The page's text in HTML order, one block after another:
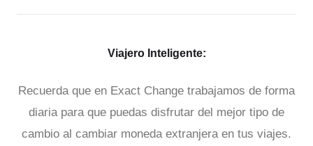
Viajero Inteligente:
Recuerda que en Exact Change trabajamos de forma
diaria para que puedas disfrutar del mejor tipo de
cambio al cambiar moneda extranjera en tus viajes.